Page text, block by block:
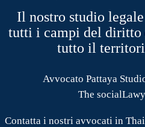
Il nostro studio
tutti i campi del diritto
tutto il
Avvocato Pattaya
The
Contatta i nostri avvocati in